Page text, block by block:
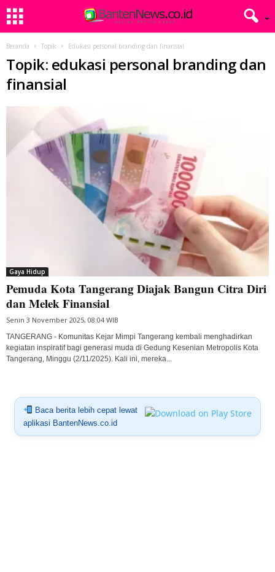
Beranda Topik Edukasi personal branding dan finansial
Topik: edukasi personal branding dan
finansial
Gaya Hidup
Pemuda Kota Tangerang Diajak Bangun Citra Diri
dan Melek Finansial
Senin 3 November 2025, 08:04 WIB
TANGERANG - Komunitas Kejar Mimpi Tangerang kembali menghadirkan
kegiatan inspiratif bagi generasi muda di Gedung Kesenian Metropolis Kota
Tangerang, Minggu (2/11/2025). Kali ini, mereka...
Baca berita lebih cepat lewat
aplikasi BantenNews.co.id